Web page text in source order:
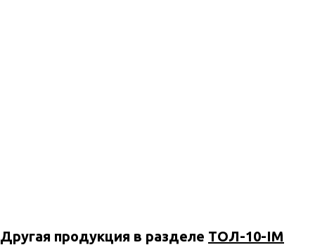
Другая продукция в разделе ТОЛ-10-IM